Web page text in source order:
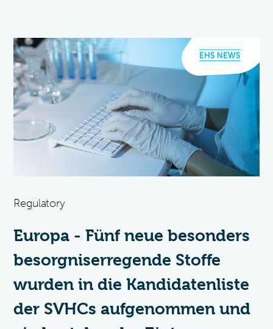
Regulatory
Europa - Fünf neue besonders
besorgniserregende Stoffe
wurden in die Kandidatenliste
der SVHCs aufgenommen und